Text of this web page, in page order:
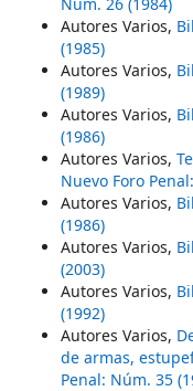
Autores Varios,
(1985)
Autores Varios,
(1989)
Autores Varios,
(1986)
Autores Varios,
Nuevo Foro
Autores Varios,
(1986)
Autores Varios,
(2003)
Autores Varios,
(1992)
Autores Varios,
de armas,
Penal: Núm. 35